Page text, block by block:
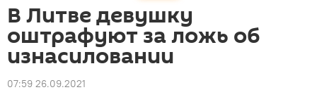
В Литве девушку
оштрафуют за ложь об
изнасиловании
07:59 26.09.2021